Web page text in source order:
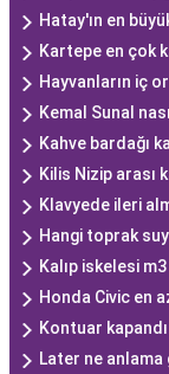
Hatay'ın en
Kartepe en çok
Hayvanların iç
Kemal Sunal
Kahve bardağı
Kilis Nizip arası
Klavyede ileri
Hangi toprak
Kalıp iskelesi m3
Honda Civic en
Kontuar
Later ne anlama